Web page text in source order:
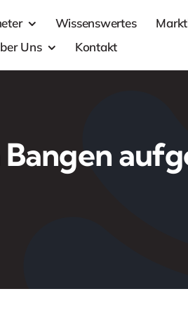
Wissenswertes
Uns
Kontakt